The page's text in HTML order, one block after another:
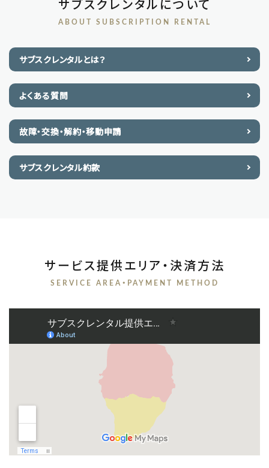
サブスクレンタルについて
ABOUT SUBSCRIPTION RENTAL
サブスクレンタルとは？
よくある質問
故障・交換・解約・移動申請
サブスクレンタル約款
サービス提供エリア・決済方法
SERVICE AREA・PAYMENT METHOD